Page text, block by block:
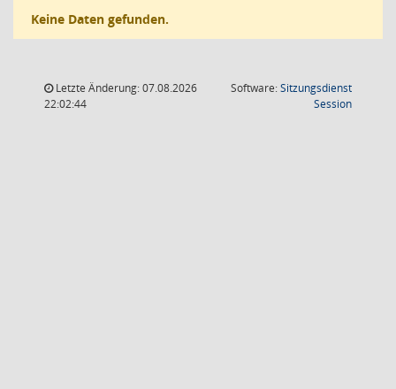
Keine Daten gefunden.
Letzte Änderung: 07.08.2026
22:02:44
Software:Sitzungsdienst
Session(Wird in